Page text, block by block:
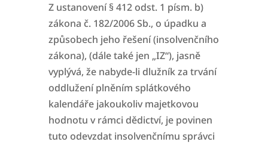
Z ustanovení § 412 odst. 1 písm. b)
zákona č. 182/2006 Sb., o úpadku a
způsobech jeho řešení (insolvenčního
zákona), (dále také jen „IZ“), jasně
vyplývá, že nabyde-li dlužník za trvání
oddlužení plněním splátkového
kalendáře jakoukoliv majetkovou
hodnotu v rámci dědictví, je povinen
tuto odevzdat insolvenčnímu správci